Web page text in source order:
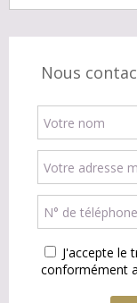
Nous
J'accepte le
conformément